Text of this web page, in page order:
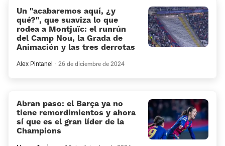
Un «acabaremos aquí, ¿y
qué?», que suaviza lo que
rodea a Montjuïc: el runrún
del Camp Nou, la Grada de
Animación y las tres derrotas
Alex Pintanel 26 de diciembre de 2024
Abran paso: el Barça ya no
tiene remordimientos y ahora
sí que es el gran líder de la
Champions